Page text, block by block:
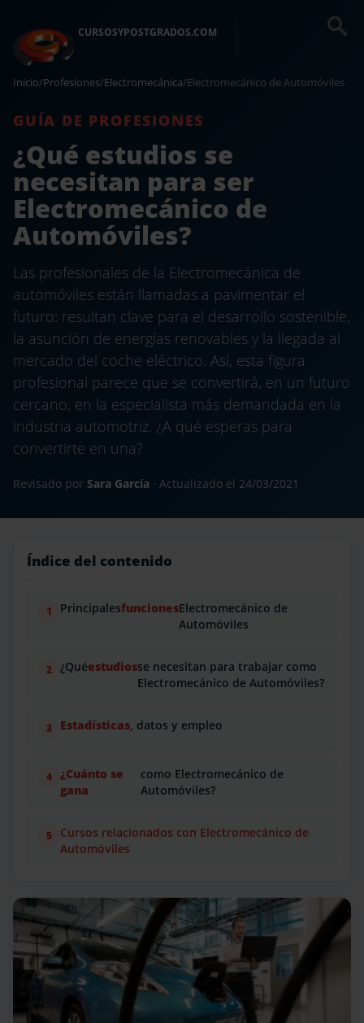
CURSOSYPOSTGRADOS.COM
Inicio/Profesiones/Electromecánica/Electromecánico de Automóviles
GUÍA DE PROFESIONES
¿Qué estudios se
necesitan para ser
Electromecánico de
Automóviles?
Las profesionales de la Electromecánica de
automóviles están llamadas a pavimentar el
futuro: resultan clave para el desarrollo sostenible,
la asunción de energías renovables y la llegada al
mercado del coche eléctrico. Así, esta figura
profesional parece que se convertirá, en un futuro
cercano, en la especialista más demandada en la
industria automotriz. ¿A qué esperas para
convertirte en una?
Revisado por Sara García · Actualizado el 24/03/2021
Índice del contenido
PrincipalesfuncionesElectromecánico de
Automóviles
¿Quéestudiosse necesitan para trabajar como
Electromecánico de Automóviles?
Estadísticas, datos y empleo
¿Cuánto se
gana
como Electromecánico de
Automóviles?
Cursos relacionados con Electromecánico de
Automóviles